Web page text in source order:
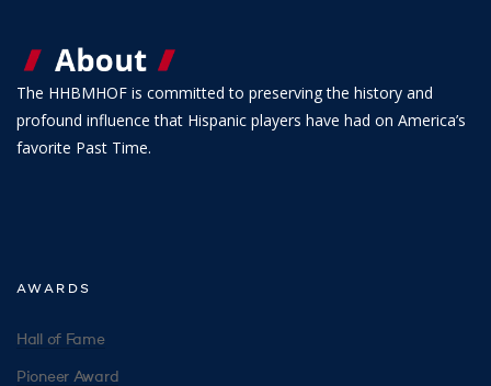
The HHBMHOF is committed to preserving the history and
profound influence that Hispanic players have had on America’s
favorite Past Time.
AWARDS
Hall of Fame
Pioneer Award